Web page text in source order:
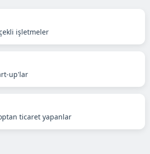
işletmeler
up'lar
ticaret yapanlar